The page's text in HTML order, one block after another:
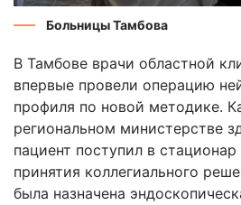
Больницы Тамбова
В Тамбове врачи областной
впервые провели операцию
профиля по новой методике.
региональном министерстве
пациент поступил в
принятия коллегиального
была назначена